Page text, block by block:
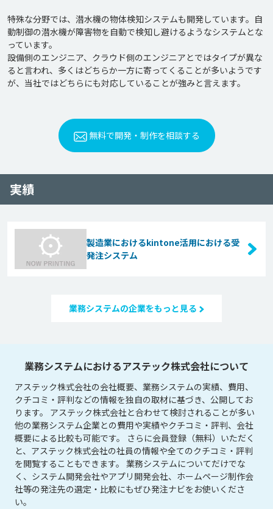
特殊な分野では、潜水機の物体検知システムも開発しています。自
動制御の潜水機が障害物を自動で検知し避けるようなシステムとな
っています。
設備側のエンジニア、クラウド側のエンジニアとではタイプが異な
ると言われ、多くはどちらか一方に寄ってくることが多いようです
が、当社ではどちらにも対応していることが強みと言えます。
無料で開発・制作を相談する
実績
製造業におけるkintone活用における受
発注システム
業務システムの企業をもっと見る
業務システムにおけるアステック株式会社について
アステック株式会社の会社概要、業務システムの実績、費用、
クチコミ・評判などの情報を独自の取材に基づき、公開してお
ります。 アステック株式会社と合わせて検討されることが多い
他の業務システム企業との費用や実績やクチコミ・評判、会社
概要による比較も可能です。 さらに会員登録（無料）いただく
と、アステック株式会社の社員の情報や全てのクチコミ・評判
を閲覧することもできます。 業務システムについてだけでな
く、システム開発会社やアプリ開発会社、ホームページ制作会
社等の発注先の選定・比較にもぜひ発注ナビをお使いくださ
い。